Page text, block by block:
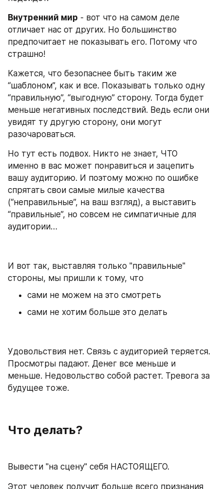
Внутренний мир - вот что на самом деле
отличает нас от других. Но большинство
предпочитает не показывать его. Потому что
страшно!
Кажется, что безопаснее быть таким же
“шаблоном”, как и все. Показывать только одну
“правильную”, “выгодную” сторону. Тогда будет
меньше негативных последствий. Ведь если они
увидят ту другую сторону, они могут
разочароваться.
Но тут есть подвох. Никто не знает, ЧТО
именно в вас может понравиться и зацепить
вашу аудиторию. И поэтому можно по ошибке
спрятать свои самые милые качества
(“неправильные”, на ваш взгляд), а выставить
“правильные”, но совсем не симпатичные для
аудитории…
И вот так, выставляя только "правильные"
стороны, мы пришли к тому, что
сами не можем на это смотреть
сами не хотим больше это делать
Удовольствия нет. Связь с аудиторией теряется.
Просмотры падают. Денег все меньше и
меньше. Недовольство собой растет. Тревога за
будущее тоже.
Что делать?
Вывести "на сцену" себя НАСТОЯЩЕГО.
Этот человек получит больше всего признания